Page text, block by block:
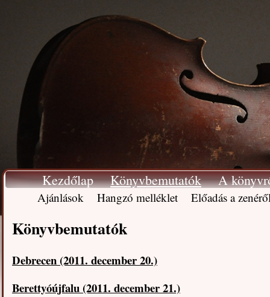
Kezdőlap Könyvbemutatók A
Ajánlások Hangzó melléklet Előadás a
Könyvbemutatók
Debrecen (2011. december 20.)
Berettyóújfalu (2011. december 21.)